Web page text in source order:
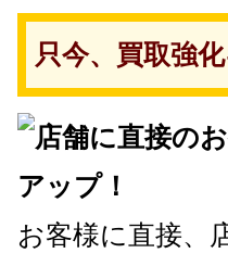
只今、買取強
お客様に直接、